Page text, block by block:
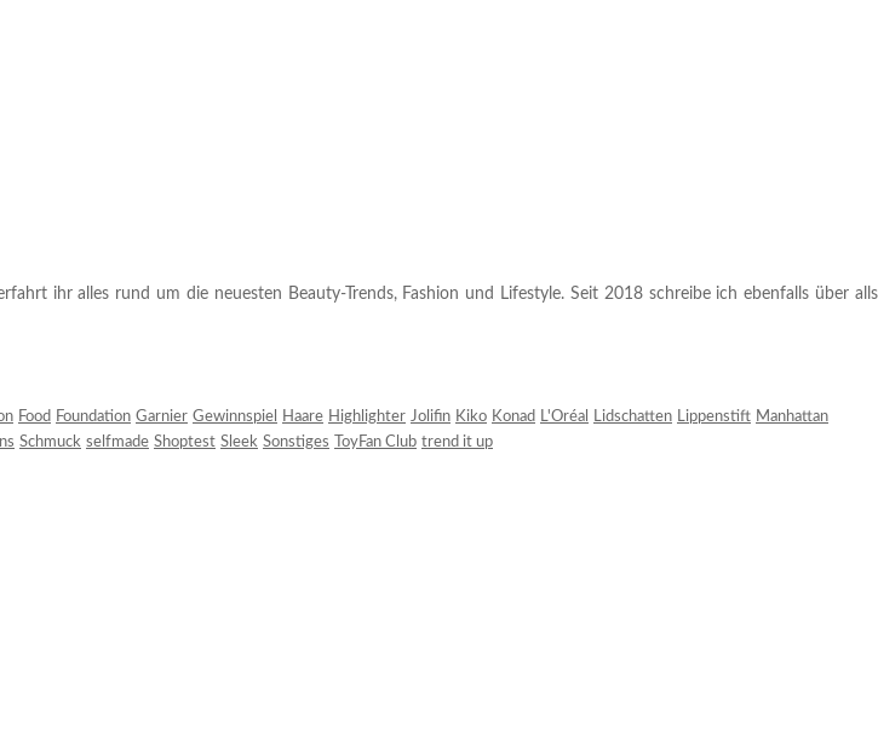
ihr alles rund um die neuesten Beauty-Trends, Fashion und Lifestyle. Seit 2018 schreibe ich ebenfalls über alls
Food Foundation Garnier Gewinnspiel Haare Highlighter Jolifin Kiko Konad L'Oréal Lidschatten Lippenstift Manhattan
Schmuck selfmade Shoptest Sleek Sonstiges ToyFan Club trend it up